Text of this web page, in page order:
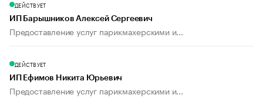
ДЕЙСТВУЕТ
ИП Барышников Алексей Сергеевич
Предоставление услуг парикмахерскими и...
ДЕЙСТВУЕТ
ИП Ефимов Никита Юрьевич
Предоставление услуг парикмахерскими и...